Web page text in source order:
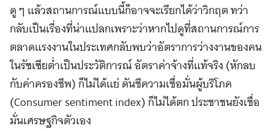
ดู ๆ แล้วสถานการณ์แบบนี้ก็อาจจะเรียกได้ว่าวิกฤต ทว่า
กลับเป็นเรี่องที่น่าแปลกเพราะว่าหากไปดูที่สถานการณ์การ
ตลาดแรงงานในประเทศกลับพบว่าอัตราการว่างงานของคน
ในรัซเซียต่ำเป็นประวัติการณ์ อัตราค่าจ้างที่แท้จริง (หักลบ
กับค่าครองชีพ) ก็ไม่ได้แย่ ดันชีความเชื่อมั่นผู้บริโภค
(Consumer sentiment index) ก็ไม่ได้ตก ประชาชนยังเชื่อ
มั่นเศรษฐกิจตัวเอง